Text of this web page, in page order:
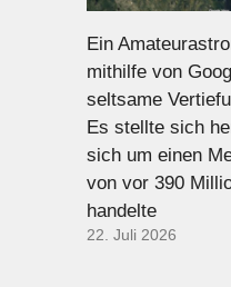
Ein
mithilfe von
seltsame
Es stellte sich
sich um einen
von vor 390
handelte
22. Juli 2026